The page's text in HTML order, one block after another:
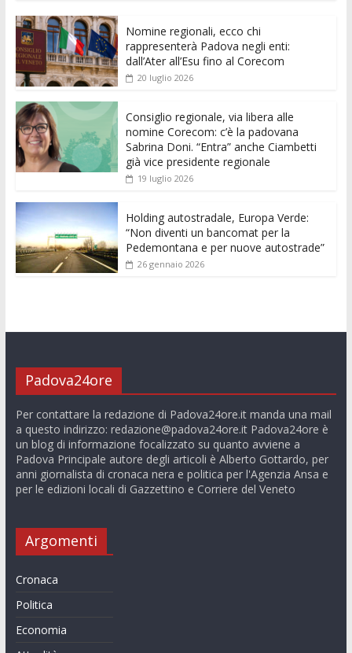
e
b
o
o
k
itt
er l s
A
p
p
ss
e
n
er
di
t
k
e
dI
di
vi
Nomine regionali, ecco chi
rappresenterà Padova negli enti:
dall’Ater all’Esu fino al Corecom
20 luglio 2026
Consiglio regionale, via libera alle
nomine Corecom: c’è la padovana
Sabrina Doni. “Entra” anche Ciambetti
già vice presidente regionale
19 luglio 2026
Holding autostradale, Europa Verde:
“Non diventi un bancomat per la
Pedemontana e per nuove autostrade”
26 gennaio 2026
Padova24ore
Per contattare la redazione di Padova24ore.it manda una mail
a questo indirizzo: redazione@padova24ore.itPadova24ore è
un blog di informazione focalizzato su quanto avviene a
Padova Principale autore degli articoli è Alberto Gottardo, per
anni giornalista di cronaca nera e politica per l'Agenzia Ansa e
per le edizioni locali di Gazzettino e Corriere del Veneto
Argomenti
Cronaca
Politica
Economia